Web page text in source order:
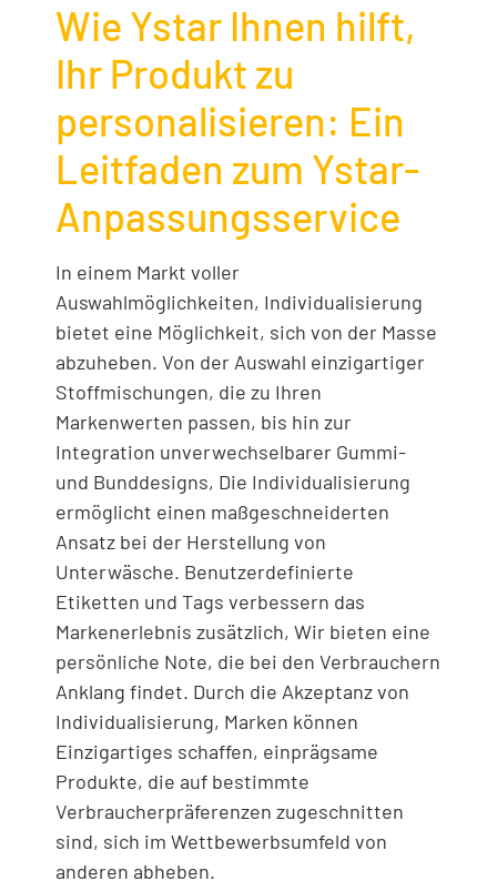
Wie Ystar Ihnen hilft,
Ihr Produkt zu
personalisieren: Ein
Leitfaden zum Ystar-
Anpassungsservice
In einem Markt voller
Auswahlmöglichkeiten, Individualisierung
bietet eine Möglichkeit, sich von der Masse
abzuheben. Von der Auswahl einzigartiger
Stoffmischungen, die zu Ihren
Markenwerten passen, bis hin zur
Integration unverwechselbarer Gummi-
und Bunddesigns, Die Individualisierung
ermöglicht einen maßgeschneiderten
Ansatz bei der Herstellung von
Unterwäsche. Benutzerdefinierte
Etiketten und Tags verbessern das
Markenerlebnis zusätzlich, Wir bieten eine
persönliche Note, die bei den Verbrauchern
Anklang findet. Durch die Akzeptanz von
Individualisierung, Marken können
Einzigartiges schaffen, einprägsame
Produkte, die auf bestimmte
Verbraucherpräferenzen zugeschnitten
sind, sich im Wettbewerbsumfeld von
anderen abheben.